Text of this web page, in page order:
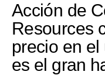
Perú
Política
Tu Dinero
Acción de
Resources
precio en
es el gran